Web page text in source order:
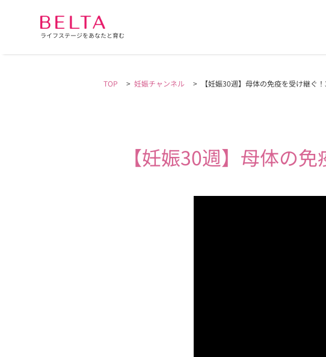
ライフステージをあなたと育む
TOP > 妊娠チャンネル > 【妊娠30週】母体の免疫を受け継ぐ
【妊娠30週】 母体の免